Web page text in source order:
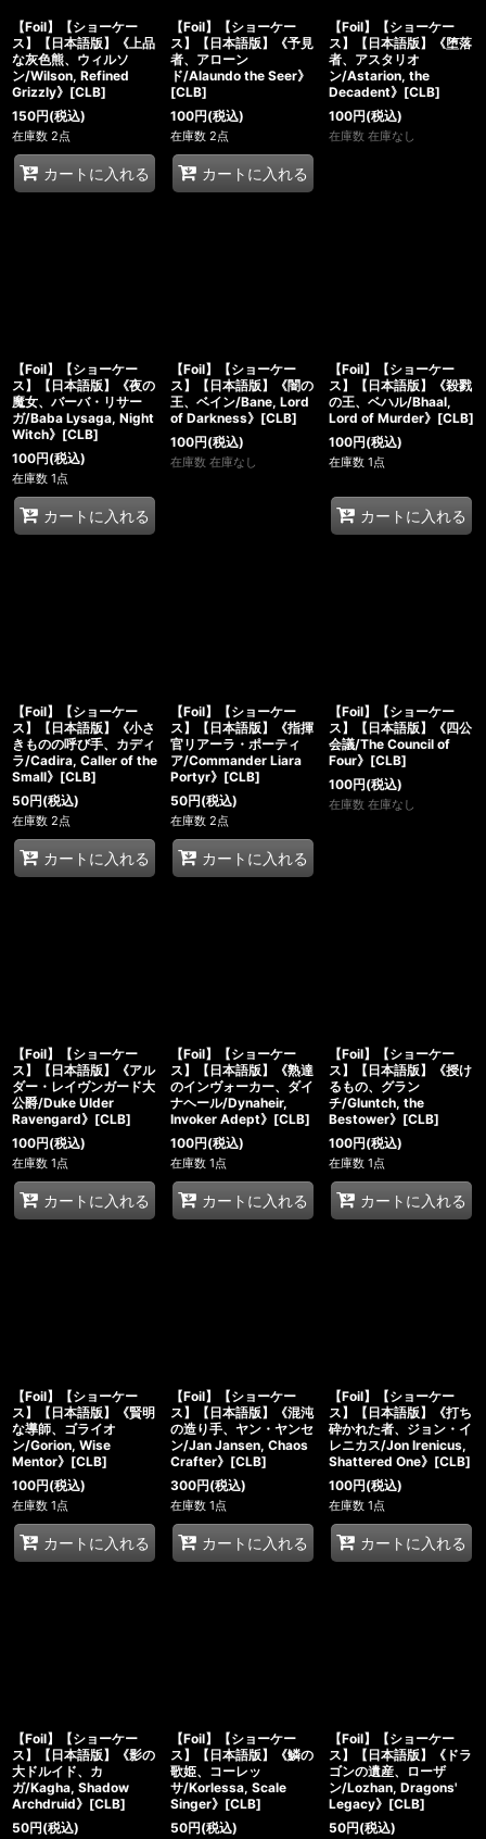
【Foil】【ショーケー
ス】【日本語版】《上品
な灰色熊、ウィルソ
ン/Wilson, Refined
Grizzly》[CLB]
150円(税込)
在庫数 2点
カートに入れる
【Foil】【ショーケー
ス】【日本語版】《予見
者、アローン
ド/Alaundo the Seer》
[CLB]
100円(税込)
在庫数 2点
カートに入れる
【Foil】【ショーケー
ス】【日本語版】《堕落
者、アスタリオ
ン/Astarion, the
Decadent》[CLB]
100円(税込)
在庫数 在庫なし
【Foil】【ショーケー
ス】【日本語版】《夜の
魔女、バーバ・リサー
ガ/Baba Lysaga, Night
Witch》[CLB]
100円(税込)
在庫数 1点
カートに入れる
【Foil】【ショーケー
ス】【日本語版】《闇の
王、ベイン/Bane, Lord
of Darkness》[CLB]
100円(税込)
在庫数 在庫なし
【Foil】【ショーケー
ス】【日本語版】《殺戮
の王、ベハル/Bhaal,
Lord of Murder》[CLB]
100円(税込)
在庫数 1点
カートに入れる
【Foil】【ショーケー
ス】【日本語版】《小さ
きものの呼び手、カディ
ラ/Cadira, Caller of the
Small》[CLB]
50円(税込)
在庫数 2点
カートに入れる
【Foil】【ショーケー
ス】【日本語版】《指揮
官リアーラ・ポーティ
ア/Commander Liara
Portyr》[CLB]
50円(税込)
在庫数 2点
カートに入れる
【Foil】【ショーケー
ス】【日本語版】《四公
会議/The Council of
Four》[CLB]
100円(税込)
在庫数 在庫なし
【Foil】【ショーケー
ス】【日本語版】《アル
ダー・レイヴンガード大
公爵/Duke Ulder
Ravengard》[CLB]
100円(税込)
在庫数 1点
カートに入れる
【Foil】【ショーケー
ス】【日本語版】《熟達
のインヴォーカー、ダイ
ナヘール/Dynaheir,
Invoker Adept》[CLB]
100円(税込)
在庫数 1点
カートに入れる
【Foil】【ショーケー
ス】【日本語版】《授け
るもの、グラン
チ/Gluntch, the
Bestower》[CLB]
100円(税込)
在庫数 1点
カートに入れる
【Foil】【ショーケー
ス】【日本語版】《賢明
な導師、ゴライオ
ン/Gorion, Wise
Mentor》[CLB]
100円(税込)
在庫数 1点
カートに入れる
【Foil】【ショーケー
ス】【日本語版】《混沌
の造り手、ヤン・ヤンセ
ン/Jan Jansen, Chaos
Crafter》[CLB]
300円(税込)
在庫数 1点
カートに入れる
【Foil】【ショーケー
ス】【日本語版】《打ち
砕かれた者、ジョン・イ
レニカス/Jon Irenicus,
Shattered One》[CLB]
100円(税込)
在庫数 1点
カートに入れる
【Foil】【ショーケー
ス】【日本語版】《影の
大ドルイド、カ
ガ/Kagha, Shadow
Archdruid》[CLB]
50円(税込)
【Foil】【ショーケー
ス】【日本語版】《鱗の
歌姫、コーレッ
サ/Korlessa, Scale
Singer》[CLB]
50円(税込)
【Foil】【ショーケー
ス】【日本語版】《ドラ
ゴンの遺産、ローザ
ン/Lozhan, Dragons'
Legacy》[CLB]
50円(税込)